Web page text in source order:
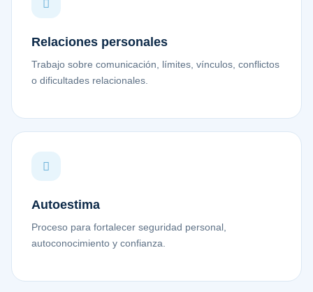
Relaciones personales
Trabajo sobre comunicación, límites, vínculos, conflictos
o dificultades relacionales.
Autoestima
Proceso para fortalecer seguridad personal,
autoconocimiento y confianza.